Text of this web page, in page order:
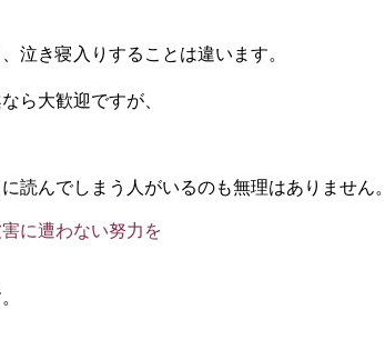
泣き寝入りすることは違います。
ら大歓迎ですが、
んでしまう人がいるのも無理はありません。
に遭わない努力を